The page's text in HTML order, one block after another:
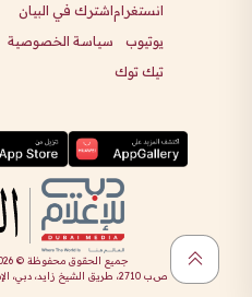
انستغرام
يوتيوب
تيك توك
اشترك في البيان
سياسة الخصوصية
جميع الحقوق محفوظة ©
ص.ب 2710، طريق الشيخ زايد، دبي، الإمارات العربية المتحدة